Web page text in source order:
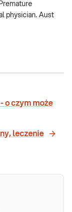
physician. Aust
o czym może
leczenie